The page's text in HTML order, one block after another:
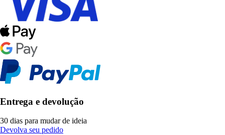
Entrega e devolução
30 dias para mudar de ideia
Devolva seu pedido